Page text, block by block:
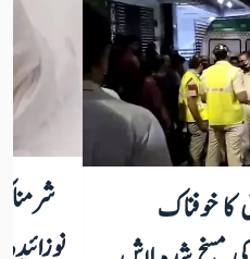
کا خوفناک